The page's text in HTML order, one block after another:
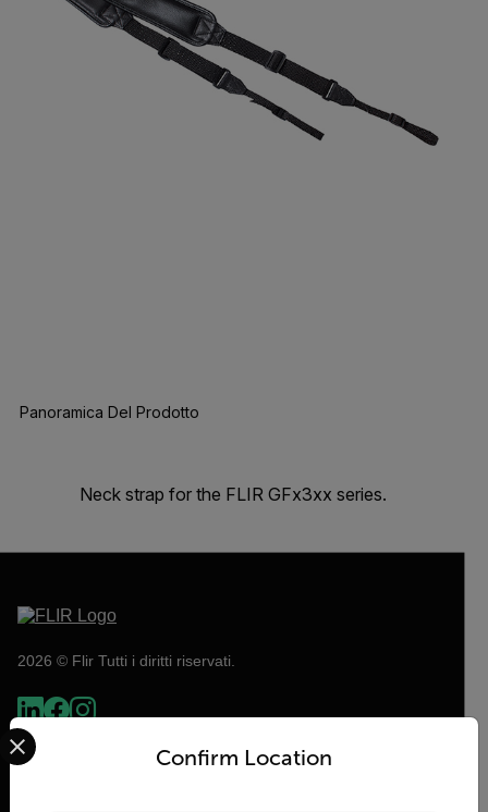
Panoramica Del Prodotto
Neck strap for the FLIR GFx3xx series.
2026 © Flir Tutti i diritti riservati.
Confirm Location
Select your preferred country and language from the